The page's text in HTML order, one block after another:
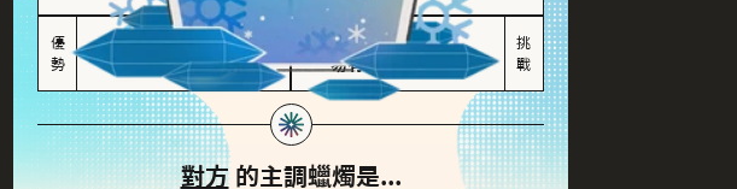
優
勢
無私奉獻
讓伴侶感受到關懷
較難設立界線
易有強烈情感依賴
挑
戰
對方的主調蠟燭是...